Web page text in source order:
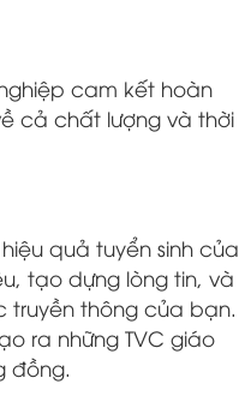
cam kết hoàn
cả chất lượng và thời
quả tuyển sinh của
tạo dựng lòng tin, và
truyền thông của bạn.
ra những TVC giáo
đồng.